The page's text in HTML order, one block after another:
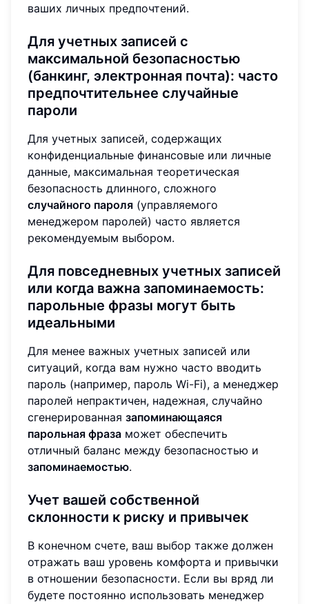
ваших личных предпочтений.
Для учетных записей с
максимальной безопасностью
(банкинг, электронная почта): часто
предпочтительнее случайные
пароли
Для учетных записей, содержащих
конфиденциальные финансовые или личные
данные, максимальная теоретическая
безопасность длинного, сложного
случайного пароля (управляемого
менеджером паролей) часто является
рекомендуемым выбором.
Для повседневных учетных записей
или когда важна запоминаемость:
парольные фразы могут быть
идеальными
Для менее важных учетных записей или
ситуаций, когда вам нужно часто вводить
пароль (например, пароль Wi-Fi), а менеджер
паролей непрактичен, надежная, случайно
сгенерированная запоминающаяся
парольная фраза может обеспечить
отличный баланс между безопасностью и
запоминаемостью.
Учет вашей собственной
склонности к риску и привычек
В конечном счете, ваш выбор также должен
отражать ваш уровень комфорта и привычки
в отношении безопасности. Если вы вряд ли
будете постоянно использовать менеджер